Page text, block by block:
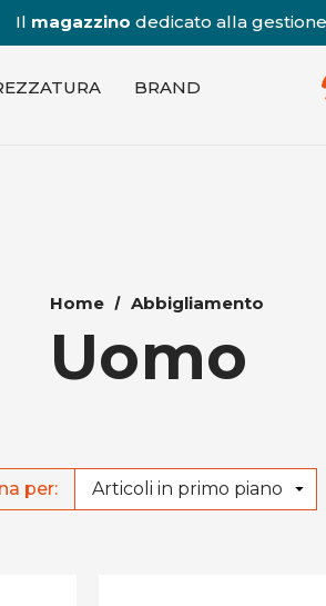
Il magazzino dedicato alla
BRAND
Home Abbigliamento
Uomo
per: